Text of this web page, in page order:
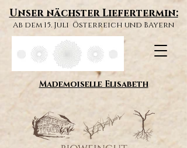
Mademoiselle Elisabeth
Unser nächster Liefertermin:
Ab dem 15. Juli Österreich und BAyern